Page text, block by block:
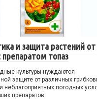
и защита растений от
препаратом топаз
культуры нуждаются
защите от различных
неблагоприятных погодных
препаратов